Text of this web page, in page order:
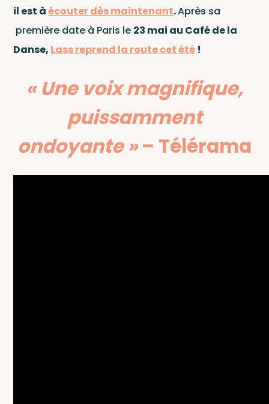
il est àécouter dès maintenant.Après sa
première date à Paris le 23 mai au Café de la
Danse, Lass reprend la route cet été !
« Une voix magnifique,
puissamment
ondoyante »– Télérama